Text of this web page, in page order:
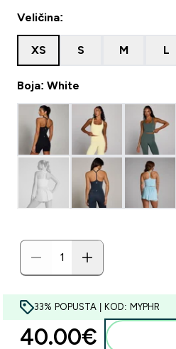
Veličina:
XS S M L
Boja: White
33% POPUSTA | KOD: MYPHR
40.00€‎